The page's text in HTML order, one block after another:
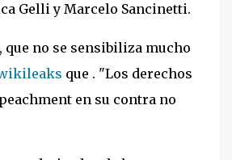
Gelli y Marcelo Sancinetti.
no se sensibiliza mucho
que . "Los derechos
en su contra no